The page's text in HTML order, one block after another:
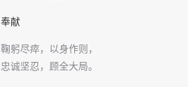
奉献
鞠躬尽瘁，以身作则，
忠诚坚忍，顾全大局。